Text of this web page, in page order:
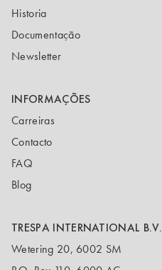
Historia
Documentação
Newsletter
INFORMAÇÕES
Carreiras
Contacto
FAQ
Blog
TRESPA INTERNATIONAL B.V.
Wetering 20, 6002 SM